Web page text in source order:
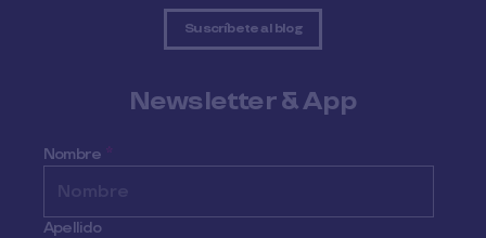
Suscríbete al blog
Newsletter & App
Nombre *
Apellido